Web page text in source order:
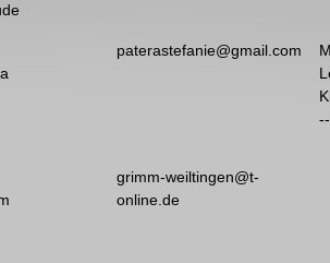
paterastefanie@gmail.com
grimm-weiltingen@t-
online.de